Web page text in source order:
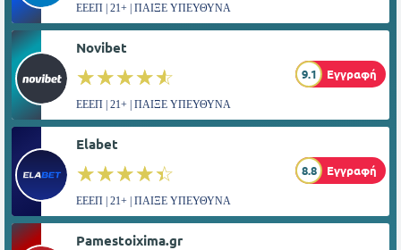
ΕΕΕΠ | 21+ | ΠΑΙΞΕ ΥΠΕΥΘΥΝΑ
Novibet
☆☆☆☆☆
★★★★★ 9.1 Εγγραφή
ΕΕΕΠ | 21+ | ΠΑΙΞΕ ΥΠΕΥΘΥΝΑ
Elabet
☆☆☆☆☆
★★★★★ 8.8 Εγγραφή
ΕΕΕΠ | 21+ | ΠΑΙΞΕ ΥΠΕΥΘΥΝΑ
Pamestoixima.gr